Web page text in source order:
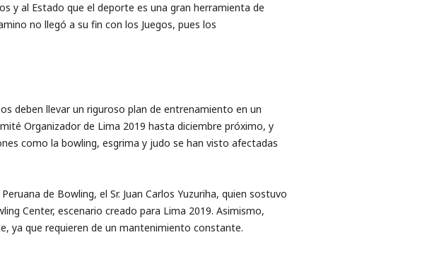
y al Estado que el deporte es una gran herramienta de
no llegó a su fin con los Juegos, pues los
deben llevar un riguroso plan de entrenamiento en un
Organizador de Lima 2019 hasta diciembre próximo, y
como la bowling, esgrima y judo se han visto afectadas
de Bowling, el Sr. Juan Carlos Yuzuriha, quien sostuvo
Center, escenario creado para Lima 2019. Asimismo,
ya que requieren de un mantenimiento constante.